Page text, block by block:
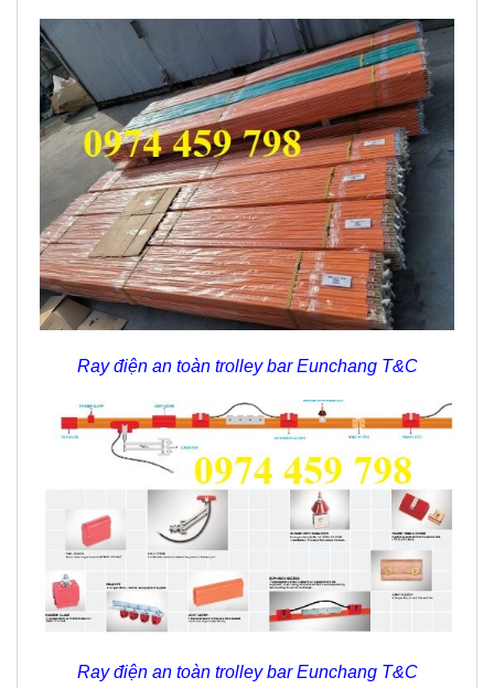
Ray điện an toàn trolley bar Eunchang T&C
Ray điện an toàn trolley bar Eunchang T&C